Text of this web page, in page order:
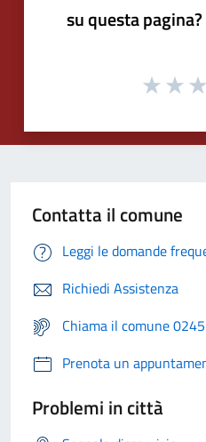
su questa pagina?
Contatta il comune
Leggi le domande
Richiedi Assistenza
Chiama il comune
Prenota un
Problemi in città